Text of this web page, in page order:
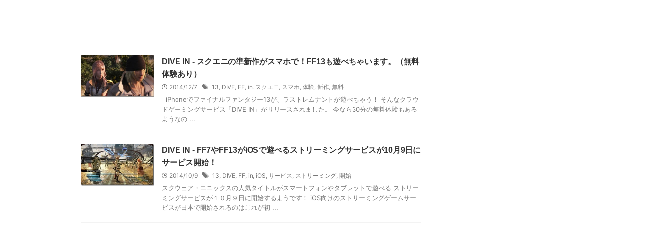
DIVE IN - スクエニの準新作がスマホで！FF13も遊べちゃいます。（無料
体験あり）
2014/12/7 13, DIVE, FF, in, スクエニ, スマホ, 体験, 新作, 無料
iPhoneでファイナルファンタジー13が、ラストレムナントが遊べちゃう！ そんなクラウ
ドゲーミングサービス「DIVE IN」がリリースされました。 今なら30分の無料体験もある
ようなの ...
DIVE IN - FF7やFF13がiOSで遊べるストリーミングサービスが10月9日に
サービス開始！
2014/10/9 13, DIVE, FF, in, iOS, サービス, ストリーミング, 開始
スクウェア・エニックスの人気タイトルがスマートフォンやタブレットで遊べる ストリー
ミングサービスが１０月９日に開始するようです！ iOS向けのストリーミングゲームサー
ビスが日本で開始されるのはこれが初 ...